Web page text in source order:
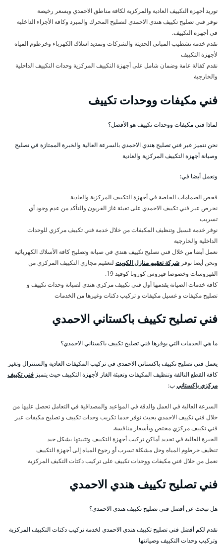
توريد أجهزة التكييف العادية والمركزية لكافة مناطق الاحمدي وبسعر رخيصة
نوفر فني تصليح تكييف هندي الاحمدي لتصليح المحرك والمبرد وكافة الأجزاء الداخلية
في أجهزة التكييف.
نقدم خدمة تشطيب المباني الحديثة والشركات وتمديد اسلاك الكهرباء وخرطوم المياه
لأجهزة التكييف
نقدم كفالة عامة وضمان شامل على أجهزة التكييف المركزية وحدات التكييف الداخلية
والخارجية
فني مكيفات ووحدات تكييف
لماذا فني مكيفات ووحدات تكييف هو الأفضل؟
نحن نتميز عبر فني تصليح هندي الاحمدي بالسرعة العالية والخبرة الممتازة في تصليح
وصيانة أجهزة التكييف المركزية والعادية
ونعمل أيضا في:
فحص الصمامات الخاصة في أجهزة التكييف المركزية والعادية
نحرص عبر فني تكييف الاحمدي على تعبئة غاز الفريون والتأكد من عدم وجود أي
تسريب
نوفر خدمة غسيل وتنظيف المكيفات من خلال خدمة فني تكييف مركزي للوحدات
الداخلية والخارجية
نعمل أيضا من خلال فني تصليح تكييف هندي في صيانة وتصليح كافة الأسلاك الكهربائية
ونحن أيضا نوفر شركة تعقيم منازل الكويت لتعقيم مجاري التكييف المركزي من
الفيروسات وخصوصا فيروس كورونا كوفيد 19.
كافة خدمات الصيانة يقدمها أول فني تكييف مركزي هندي لصيانة وحدات تكييف و
تصليح مكيفات و غسيل مكيفات و تركيب دكتات وغيرها من الخدمات
فني تصليح تكييف باكستاني الاحمدي
ما هي الخدمات التي يوفرها فني تصليح تكييف باكستاني الاحمدي؟
يعمل فني تصليح تكييف باكستاني الاحمدي في تركيب المكيفات العادية والسنترال وتغير
كافة القطع التالفة وتنظيف المكيفات وتعبئة الغاز لأجهزة التكييف حيث يتميز فني تكييف
مركزي باكستانيب:
السرعة العالية في العمل والدقة في المواعيد والمصداقية في التعامل تحصل عليها من
خلال فني تكييف الاحمدي بحيث نوفر خدما تكريب وحدات تكييف و تصليح مكيفات عبر
فني تكييف مركزي مختص وبأسعار منافسة.
الخبرة العالية في تحديد أماكن تركيب أجهزة التكييف وتثبيتها بشكل جيد
تنظيف خرطوم المياه وحل مشكلة تسرب أو رجوع المياه إلى أجهزة التكييف
نعمل من خلال فني مكيفات ووحدات تكييف على تركيب دكتات التكيف المركزية
فني تصليح تكييف هندي الاحمدي
هل تبحث عن أفضل فني تصليح تكييف هندي الاحمدي؟
نقدم لكم أفضل فني تصليح تكييف هندي الاحمدي لخدمة تركيب دكتات التكييف المركزية
وتركيب وحدات التكييف وصيانتها